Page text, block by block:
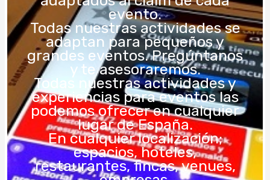
evento.
Todas nuestras actividades se
adaptan para pequeños y
grandes eventos. Pregúntanos
y te asesoraremos.
Todas nuestras actividades y
experiencias para eventos las
podemos ofrecer en cualquier
lugar de España.
En cualquier localización;
espacios, hoteles,
restaurantes, fincas, venues,